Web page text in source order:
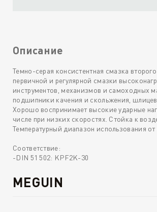
Описание
Темно-серая консистентная смазка
первичной и регулярной смазки
инструментов, механизмов и самоходных
подшипники качения и скольжения,
Хорошо воспринимает высокие ударные
числе при низких скоростях. Стойка к
Температурный диапазон использования
Соответствие:
-DIN 51 502: KPF2K-30
MEGUIN